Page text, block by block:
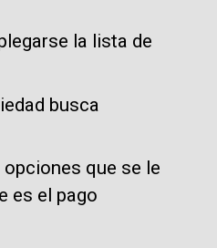
la lista de
busca
que se le
es el pago